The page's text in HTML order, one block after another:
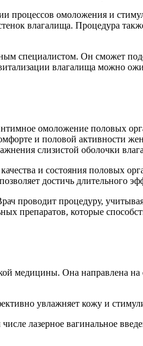
процессов омоложения и
влагалища. Процедура
специалистом. Он сможет
влагалища можно
омоложение половых
и половой
слизистой оболочки
и состояния половых
достичь длительного
проводит процедуру,
препаратов, которые
медицины. Она направлена
увлажняет кожу и
лазерное вагинальное